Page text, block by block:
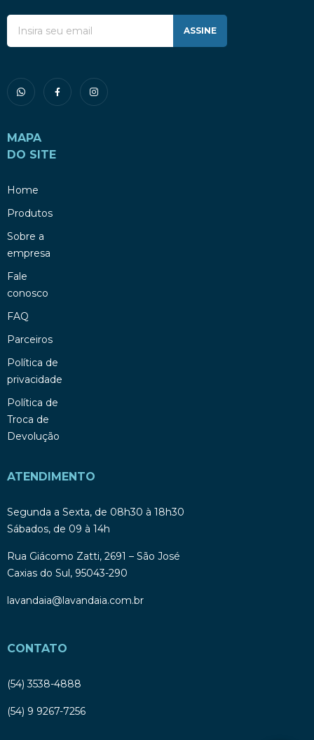
ASSINE
MAPA
DO SITE
Home
Produtos
Sobre a
empresa
Fale
conosco
FAQ
Parceiros
Política de
privacidade
Política de
Troca de
Devolução
ATENDIMENTO
Segunda a Sexta, de 08h30 à 18h30
Sábados, de 09 à 14h
Rua Giácomo Zatti, 2691 – São José
Caxias do Sul, 95043-290
lavandaia@lavandaia.com.br
CONTATO
(54) 3538-4888
(54) 9 9267-7256